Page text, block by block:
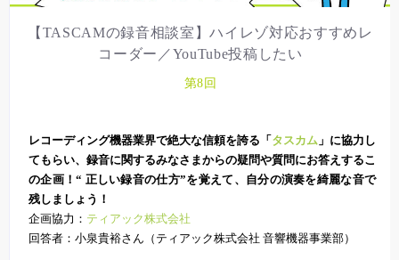
【TASCAMの録音相談室】ハイレゾ対応おすすめレ
コーダー／YouTube投稿したい
第8回
レコーディング機器業界で絶大な信頼を誇る「タスカム 」に協力し
てもらい、録音に関するみなさまからの疑問や質問にお答えするこ
の企画！“ 正しい録音の仕方”を覚えて、自分の演奏を綺麗な音で
残しましょう！
企画協力： ティアック株式会社
回答者：小泉貴裕さん（ティアック株式会社 音響機器事業部）